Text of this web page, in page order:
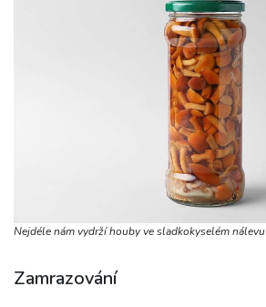
Nejdéle nám vydrží houby ve sladkokyselém nálevu
Zamrazování